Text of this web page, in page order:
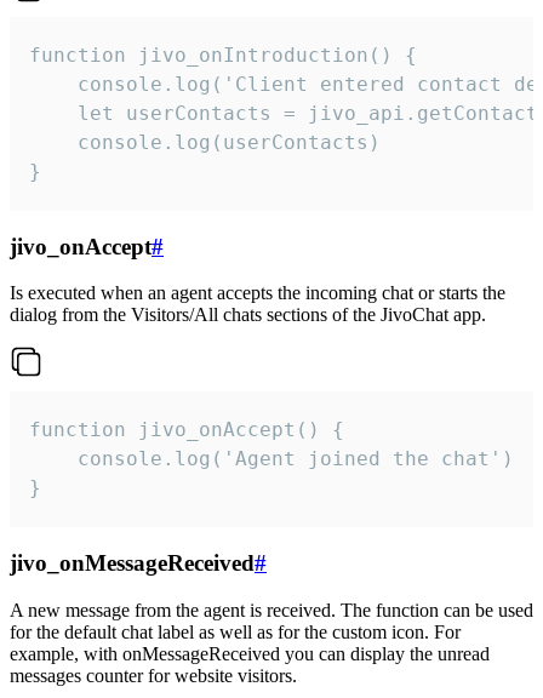
function jivo_onIntroduction() {
console.log('Client entered contact
let userContacts =
    console.log(userContacts)
}
jivo_onAccept#
Is executed when an agent accepts the incoming chat or starts the
dialog from the Visitors/All chats sections of the JivoChat app.
function jivo_onAccept() {
}
jivo_onMessageReceived#
A new message from the agent is received. The function can be used
for the default chat label as well as for the custom icon. For
example, with onMessageReceived you can display the unread
messages counter for website visitors.